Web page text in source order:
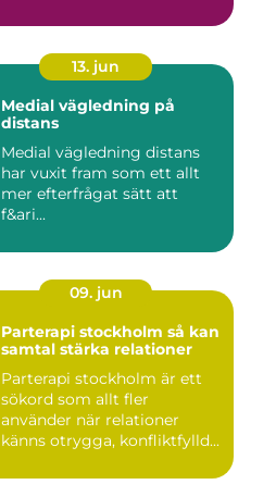
13. jun
Medial vägledning på
distans
Medial vägledning distans
har vuxit fram som ett allt
mer efterfrågat sätt att
f&ari...
09. jun
Parterapi stockholm så kan
samtal stärka relationer
Parterapi stockholm är ett
sökord som allt fler
använder när relationer
känns otrygga, konfliktfylld...